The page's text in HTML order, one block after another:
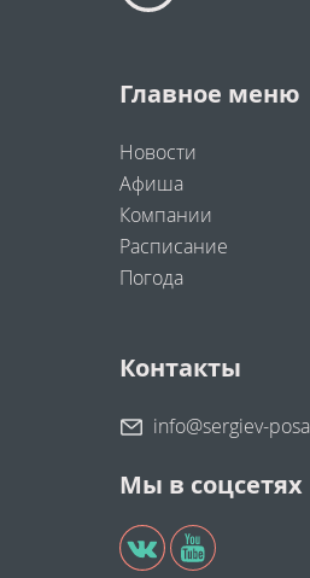
Главное меню
Новости
Афиша
Компании
Расписание
Погода
Контакты
info@sergiev-
Мы в соцсетях